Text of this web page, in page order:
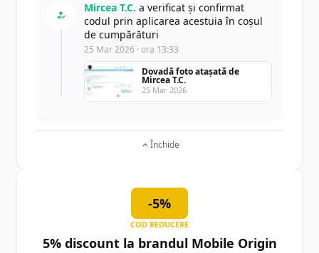
Mircea T.C. a verificat și confirmat
codul prin aplicarea acestuia în coșul
de cumpărături
25 Mar 2026 · ora 13:33
Dovadă foto atașată de
Mircea T.C.
25 Mar 2026
Închide
-5%
COD REDUCERE
5% discount la brandul Mobile Origin